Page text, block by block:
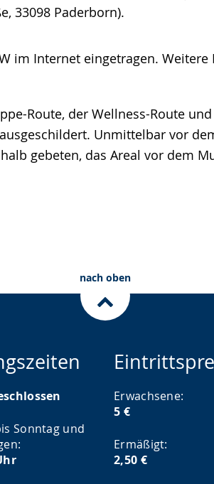
33098 Paderborn).
im Internet eingetragen.
Route, der Wellness-Route
Unmittelbar vor
gebeten, das Areal vor dem
nach oben
Sonntag und
Erwachsene:
5 €
Ermäßigt:
2,50 €